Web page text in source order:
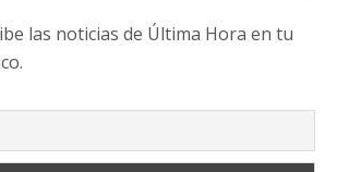
las noticias de Última Hora en tu